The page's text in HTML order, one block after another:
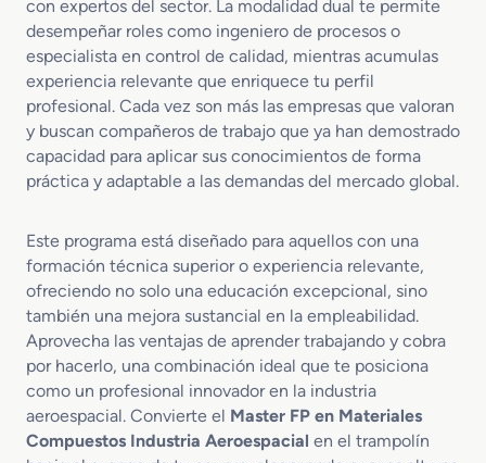
con expertos del sector. La modalidad dual te permite
desempeñar roles como ingeniero de procesos o
especialista en control de calidad, mientras acumulas
experiencia relevante que enriquece tu perfil
profesional. Cada vez son más las empresas que valoran
y buscan compañeros de trabajo que ya han demostrado
capacidad para aplicar sus conocimientos de forma
práctica y adaptable a las demandas del mercado global.
Este programa está diseñado para aquellos con una
formación técnica superior o experiencia relevante,
ofreciendo no solo una educación excepcional, sino
también una mejora sustancial en la empleabilidad.
Aprovecha las ventajas de aprender trabajando y cobra
por hacerlo, una combinación ideal que te posiciona
como un profesional innovador en la industria
aeroespacial. Convierte el Master FP en Materiales
Compuestos Industria Aeroespacial en el trampolín